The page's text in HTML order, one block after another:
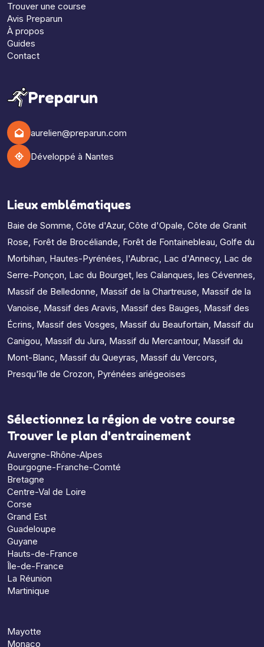
Trouver une course
Avis Preparun
À propos
Guides
Contact
Preparun
aurelien@preparun.com
Développé à Nantes
Lieux emblématiques
Baie de Somme, Côte d'Azur, Côte d'Opale, Côte de Granit
Rose, Forêt de Brocéliande, Forêt de Fontainebleau, Golfe du
Morbihan, Hautes-Pyrénées, l'Aubrac, Lac d'Annecy, Lac de
Serre-Ponçon, Lac du Bourget, les Calanques, les Cévennes,
Massif de Belledonne, Massif de la Chartreuse, Massif de la
Vanoise, Massif des Aravis, Massif des Bauges, Massif des
Écrins, Massif des Vosges, Massif du Beaufortain, Massif du
Canigou, Massif du Jura, Massif du Mercantour, Massif du
Mont-Blanc, Massif du Queyras, Massif du Vercors,
Presqu'île de Crozon, Pyrénées ariégeoises
Sélectionnez la région de votre course
Trouver le plan d'entrainement
Auvergne-Rhône-Alpes
Bourgogne-Franche-Comté
Bretagne
Centre-Val de Loire
Corse
Grand Est
Guadeloupe
Guyane
Hauts-de-France
Île-de-France
La Réunion
Martinique
Mayotte
Monaco